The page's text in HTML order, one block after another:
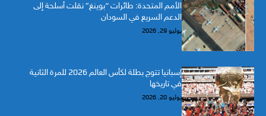
الأمم المتحدة: طائرات “بوينغ” نقلت أسلحة إلى
الدعم السريع في السودان
يوليو 29, 2026
إسبانيا تتوج بطلة لكأس العالم 2026 للمرة الثانية
في تاريخها
يوليو 20, 2026